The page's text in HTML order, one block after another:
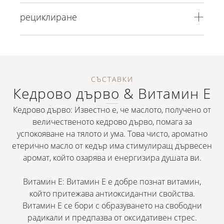
рециклиране
СЪСТАВКИ
Кедрово дърво & Витамин Е
Кедрово дърво: Известно е, че маслото, получено от
величественото кедрово дърво, помага за
успокояване на тялото и ума. Това чисто, ароматно
етерично масло от кедър има стимулиращ дървесен
аромат, който озарява и енергизира душата ви.
Витамин Е: Витамин Е е добре познат витамин,
който притежава антиоксидантни свойства.
Витамин Е се бори с образуването на свободни
радикали и предпазва от оксидативен стрес.